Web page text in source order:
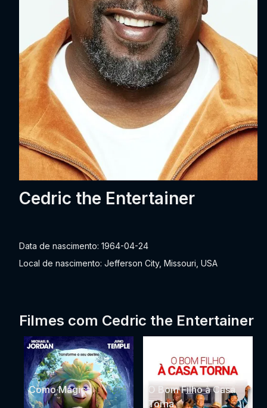
Cedric the Entertainer
Data de nascimento: 1964-04-24
Local de nascimento: Jefferson City, Missouri, USA
Filmes com Cedric the Entertainer
Como Mágica
O Bom Filho à Casa
Torna